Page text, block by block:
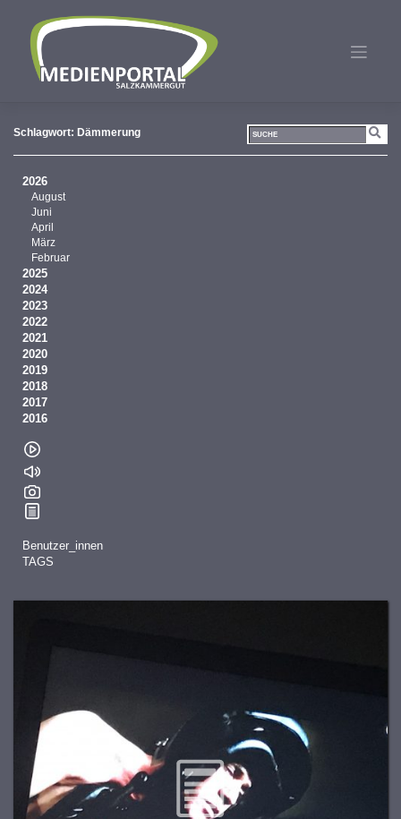
springen
Schlagwort: Dämmerung
2026
August
Juni
April
März
Februar
2025
2024
2023
2022
2021
2020
2019
2018
2017
2016
Benutzer_innen
TAGS